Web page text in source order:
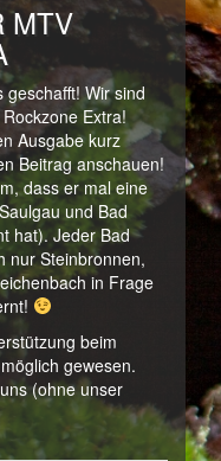
MTV
geschafft! Wir sind
Extra!
Ausgabe kurz
Beitrag anschauen!
dass er mal eine
und Bad
hat). Jeder Bad
nur Steinbronnen,
in Frage
beim
gewesen.
(ohne unser